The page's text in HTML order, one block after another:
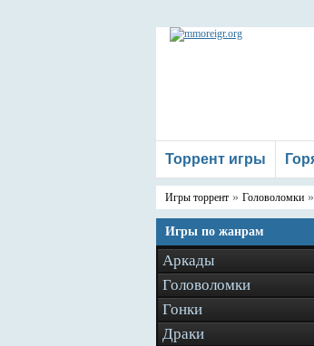
Торрент игры
Игры торрент » Головоломки
Игры по жанрам
Аркады
Головоломки
Гонки
Драки